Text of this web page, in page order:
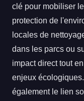
clé pour mobiliser
protection de
locales de
dans les parcs ou
impact direct tout
enjeux
également le lien